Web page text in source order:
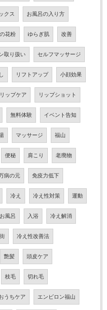
クス お風呂の入り方
花粉 ゆらぎ肌 改善
取り扱い セルフマッサージ
リフトアップ 小顔効果
リップケア リップショット
無料体験 イベント告知
マッサージ 福山
便秘 肩こり 老廃物
病の元 免疫力低下
冷え 冷え性対策 運動
お風呂 入浴 冷え解消
冷え性改善法
艶髪 頭皮ケア
枝毛 切れ毛
うちケア エンビロン福山